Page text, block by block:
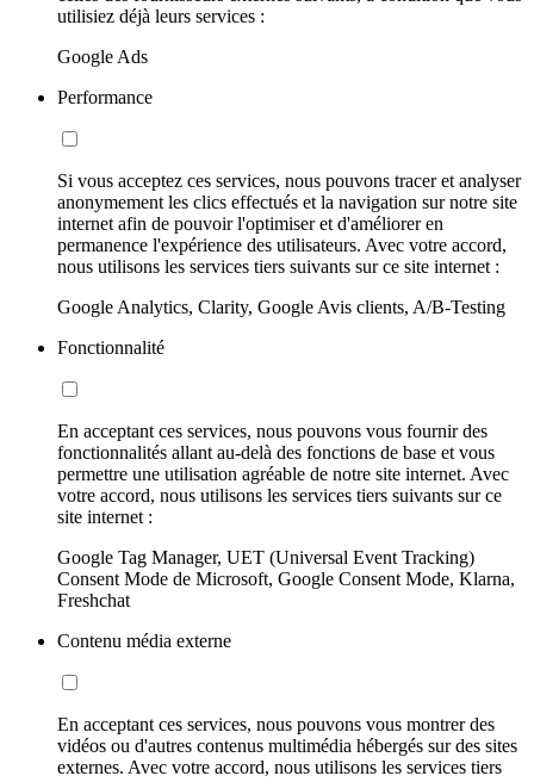
utilisiez déjà leurs services :
Google Ads
Performance
Si vous acceptez ces services, nous pouvons tracer et analyser
anonymement les clics effectués et la navigation sur notre site
internet afin de pouvoir l'optimiser et d'améliorer en
permanence l'expérience des utilisateurs. Avec votre accord,
nous utilisons les services tiers suivants sur ce site internet :
Google Analytics, Clarity, Google Avis clients, A/B-Testing
Fonctionnalité
En acceptant ces services, nous pouvons vous fournir des
fonctionnalités allant au-delà des fonctions de base et vous
permettre une utilisation agréable de notre site internet. Avec
votre accord, nous utilisons les services tiers suivants sur ce
site internet :
Google Tag Manager, UET (Universal Event Tracking)
Consent Mode de Microsoft, Google Consent Mode, Klarna,
Freshchat
Contenu média externe
En acceptant ces services, nous pouvons vous montrer des
vidéos ou d'autres contenus multimédia hébergés sur des sites
externes. Avec votre accord, nous utilisons les services tiers